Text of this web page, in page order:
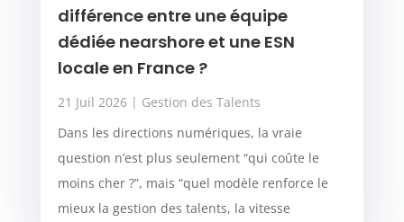
différence entre une équipe
dédiée nearshore et une ESN
locale en France ?
21 Juil 2026| Gestion des Talents
Dans les directions numériques, la vraie
question n’est plus seulement “qui coûte le
moins cher ?”, mais “quel modèle renforce le
mieux la gestion des talents, la vitesse